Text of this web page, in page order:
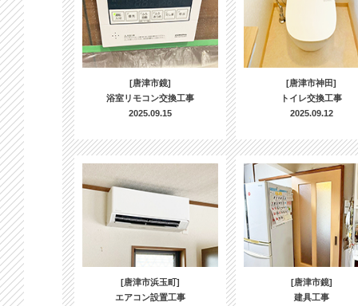
[唐津市鏡]
浴室リモコン交換工事
2025.09.15
[唐津市神田]
トイレ交換工事
2025.09.12
[唐津市浜玉町]
エアコン設置工事
[唐津市鏡]
建具工事